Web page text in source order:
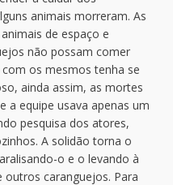
animais morreram. As
de espaço e
não possam comer
os mesmos tenha se
ainda assim, as mortes
a equipe usava apenas um
pesquisa dos atores,
A solidão torna o
o e o levando à
caranguejos. Para